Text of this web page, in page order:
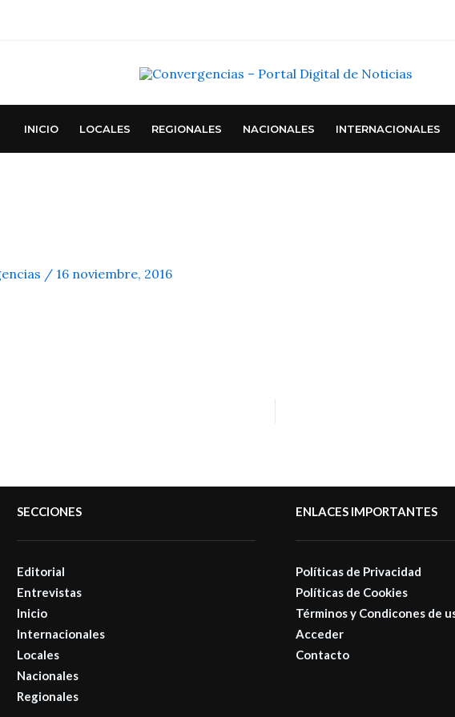
INICIO LOCALES REGIONALES NACIONALES INTERNACIONALES
/ 16 noviembre, 2016
SECCIONES
Editorial
Entrevistas
Inicio
Internacionales
Locales
Nacionales
Regionales
ENLACES IMPORTANTES
Políticas de Privacidad
Políticas de Cookies
Términos y Condicones de
Acceder
Contacto